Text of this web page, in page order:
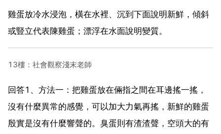
雞蛋放冷水浸泡，橫在水裡、沉到下面說明新鮮，傾斜
或豎立代表陳雞蛋；漂浮在水面說明變質。
13樓：社會觀察淺末老師
回答1、方法一：把雞蛋放在倆指之間在耳邊搖一搖，
沒有什麼異常的感覺，可以加大力氣再搖，新鮮的雞蛋
殷實是沒有什麼響聲的。臭蛋則有渣渣聲，空頭大的有